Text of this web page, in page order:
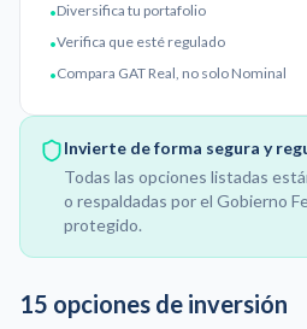
•Diversifica tu portafolio
•Verifica que esté regulado
•Compara GAT Real, no solo Nominal
Invierte de forma segura y
Todas las opciones listadas
o respaldadas por el Gobierno
protegido.
15 opciones de inversión